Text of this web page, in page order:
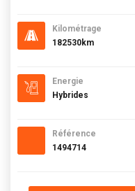
Kilométrage
182530km
Energie
Hybrides
Référence
1494714